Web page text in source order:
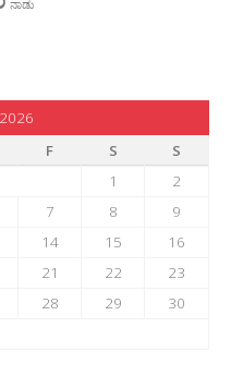
ನಾಡು
F S
S
1
2
7 8
9
14 15
16
21 22
23
28 29
30